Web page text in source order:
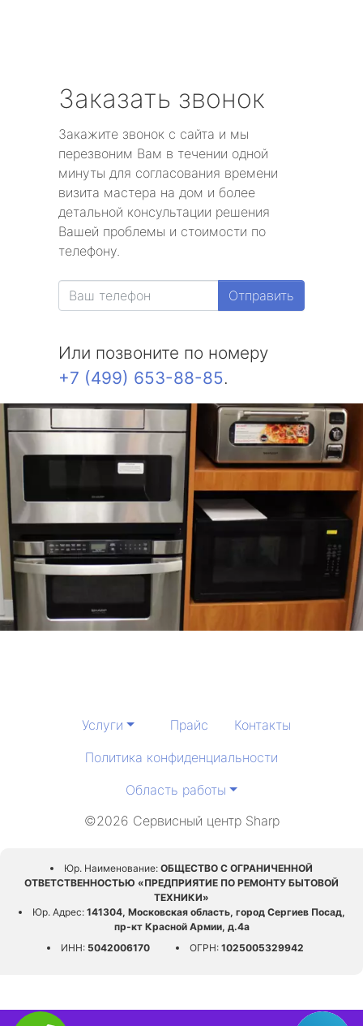
Заказать звонок
Закажите звонок с сайта и мы
перезвоним Вам в течении одной
минуты для согласования времени
визита мастера на дом и более
детальной консультации решения
Вашей проблемы и стоимости по
телефону.
Отправить
Или позвоните по номеру
+7 (499) 653-88-85.
Услуги Прайс
Контакты
Политика конфиденциальности
Область работы
©2026 Сервисный центр Sharp
Юр. Наименование: ОБЩЕСТВО С ОГРАНИЧЕННОЙ
ОТВЕТСТВЕННОСТЬЮ «ПРЕДПРИЯТИЕ ПО РЕМОНТУ БЫТОВОЙ
ТЕХНИКИ»
Юр. Адрес:141304, Московская область, город Сергиев Посад,
пр-кт Красной Армии, д.4а
ИНН:5042006170 ОГРН:1025005329942